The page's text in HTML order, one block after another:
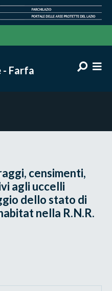
- Farfa
censimenti,
agli uccelli
dello stato di
nella R.N.R.